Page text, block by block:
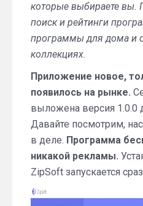
которые выбираете вы.
поиск и рейтинги
программы для дома и
коллекциях.
Приложение новое,
появилось на рынке.
выложена версия 1.0.0
Давайте посмотрим,
в деле. Программа
никакой рекламы.
ZipSoft запускается